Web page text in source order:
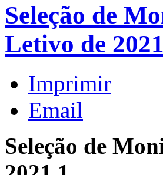
Seleção de
Letivo de
Imprimir
Email
Seleção de